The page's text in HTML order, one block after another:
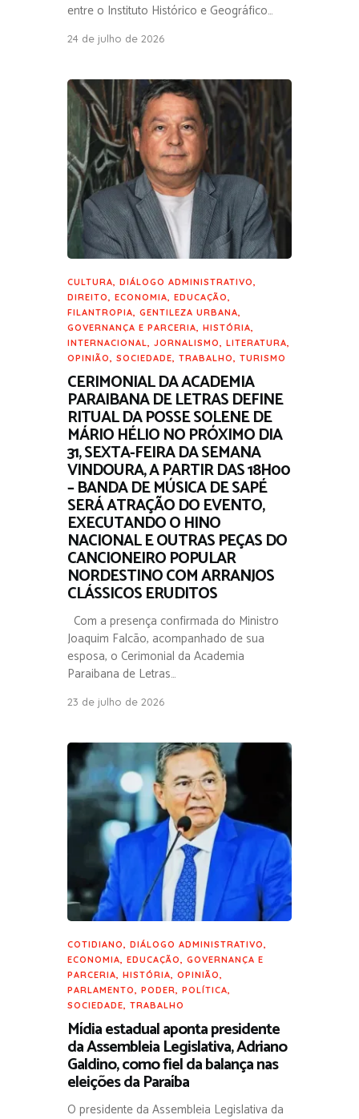
entre o Instituto Histórico e Geográfico…
24 de julho de 2026
CULTURA DIÁLOGO ADMINISTRATIVO
DIREITO
ECONOMIA EDUCAÇÃO
FILANTROPIA
GENTILEZA URBANA
GOVERNANÇA E PARCERIA
HISTÓRIA
INTERNACIONAL
JORNALISMO LITERATURA
OPINIÃO
SOCIEDADE TRABALHO TURISMO
CERIMONIAL DA ACADEMIA
PARAIBANA DE LETRAS DEFINE
RITUAL DA POSSE SOLENE DE
MÁRIO HÉLIO NO PRÓXIMO DIA
31, SEXTA-FEIRA DA SEMANA
VINDOURA, A PARTIR DAS 18H00
– BANDA DE MÚSICA DE SAPÉ
SERÁ ATRAÇÃO DO EVENTO,
EXECUTANDO O HINO
NACIONAL E OUTRAS PEÇAS DO
CANCIONEIRO POPULAR
NORDESTINO COM ARRANJOS
CLÁSSICOS ERUDITOS
Com a presença confirmada do Ministro
Joaquim Falcão, acompanhado de sua
esposa, o Cerimonial da Academia
Paraibana de Letras…
23 de julho de 2026
COTIDIANO, DIÁLOGO ADMINISTRATIVO,
ECONOMIA, EDUCAÇÃO, GOVERNANÇA E
PARCERIA, HISTÓRIA, OPINIÃO,
PARLAMENTO, PODER, POLÍTICA,
SOCIEDADE, TRABALHO
Mídia estadual aponta presidente
da Assembleia Legislativa, Adriano
Galdino, como fiel da balança nas
eleições da Paraíba
O presidente da Assembleia Legislativa da